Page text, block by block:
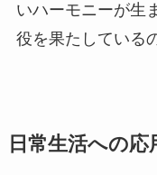
いハーモニーが生
役を果たしている
日常生活への応